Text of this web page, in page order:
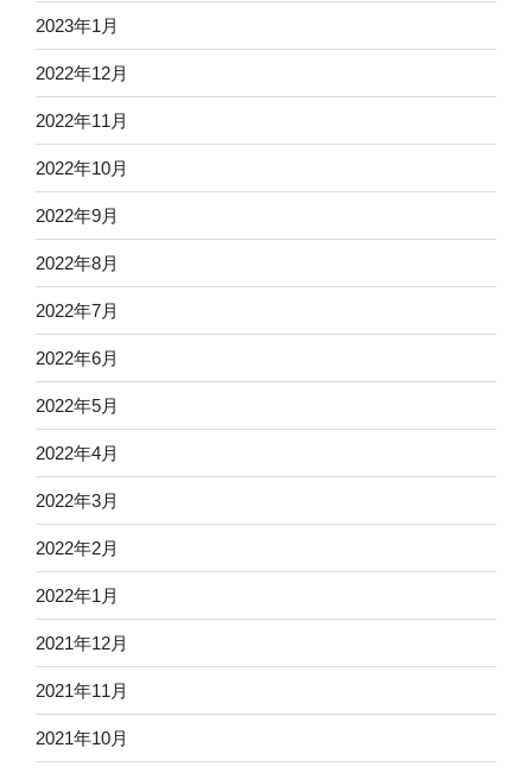
2023年1月
2022年12月
2022年11月
2022年10月
2022年9月
2022年8月
2022年7月
2022年6月
2022年5月
2022年4月
2022年3月
2022年2月
2022年1月
2021年12月
2021年11月
2021年10月